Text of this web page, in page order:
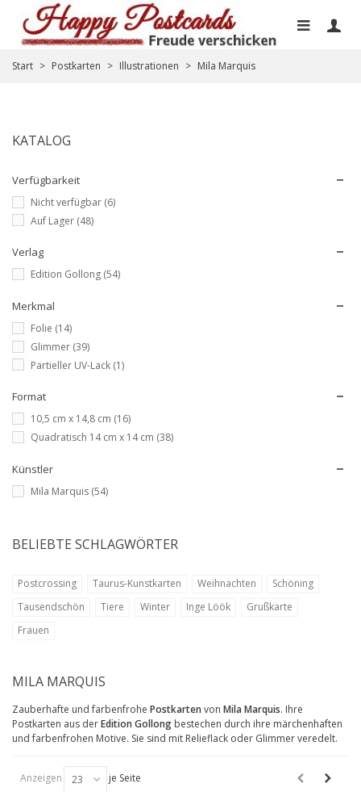
Start > Postkarten > Illustrationen > Mila Marquis
KATALOG
Verfügbarkeit
Nicht verfügbar (6)
Auf Lager (48)
Verlag
Edition Gollong (54)
Merkmal
Folie (14)
Glimmer (39)
Partieller UV-Lack (1)
Format
10,5 cm x 14,8 cm (16)
Quadratisch 14 cm x 14 cm (38)
Künstler
Mila Marquis (54)
BELIEBTE SCHLAGWÖRTER
Postcrossing Taurus-Kunstkarten Weihnachten
Schöning
Tausendschön
Tiere Winter Inge Löök
Grußkarte
Frauen
MILA MARQUIS
Zauberhafte und farbenfrohe Postkarten von Mila Marquis. Ihre
Postkarten aus derEdition Gollong bestechen durch ihre märchenhaften
und farbenfrohen Motive. Sie sind mit Relieflack oder Glimmer veredelt.
Anzeigen 23 je Seite